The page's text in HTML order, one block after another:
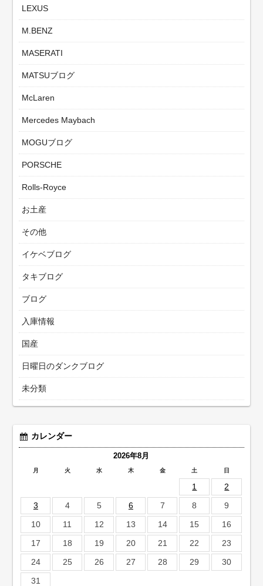
LEXUS
M.BENZ
MASERATI
MATSUブログ
McLaren
Mercedes Maybach
MOGUブログ
PORSCHE
Rolls-Royce
お土産
その他
イケベブログ
タキブログ
ブログ
入庫情報
国産
日曜日のダンクブログ
未分類
カレンダー
2026年8月
月 火 水 木 金 土 日
1
2
3
4 5 6 7 8
9
10
11 12 13 14 15
16
17
18 19 20 21 22
23
24
25 26 27 28 29
30
31